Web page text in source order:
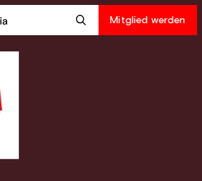
Mitglied werden